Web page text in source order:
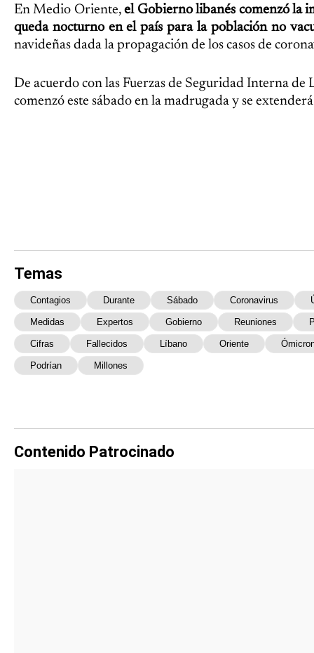
En Medio Oriente,el Gobierno libanés comenzó la
queda nocturno en el país para la población no
navideñas dada la propagación de los casos de
De acuerdo con las Fuerzas de Seguridad Interna de
comenzó este sábado en la madrugada y se
Temas
Contagios Durante Sábado Coronavirus
Medidas Expertos Gobierno Reuniones
Cifras Fallecidos Líbano Oriente
Podrían Millones
Contenido Patrocinado